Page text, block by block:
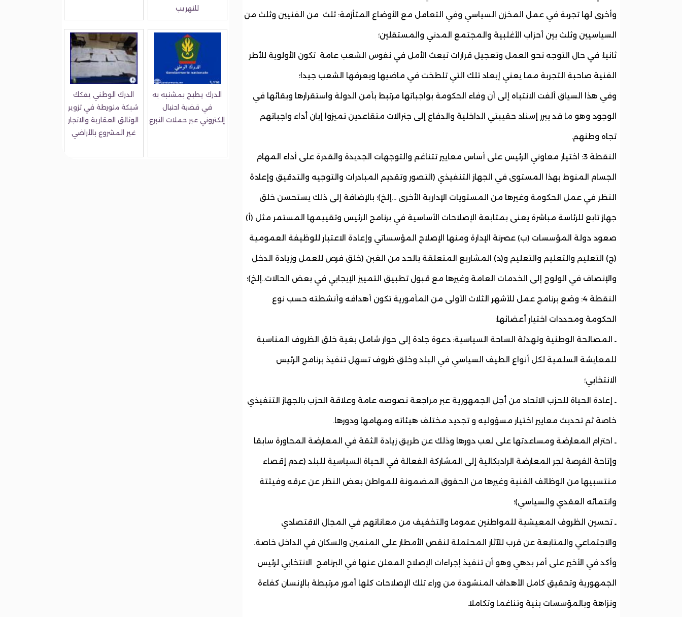
وأخرى لها تجربة في عمل المخزن السياسي وفي التعامل مع الأوضاع المتأزمة: ثلث من الفنيين وثلث من
السياسيين وثلث بين أحزاب الأغلبية والمجتمع المدني والمستقلين؛
ثانيا: في حال التوجه نحو العمل وتعجيل قرارات تبعث الأمل في نفوس الشعب عامة تكون الأولوية للأطر
الفنية صاحبة التجربة مما يعني إبعاد تلك التي تلطخت في ماضيها ويعرفها الشعب جيدا؛
وفي هذا السياق ألفت الانتباه إلى أن وفاء الحكومة بواجباتها مرتبط بأمن الدولة واستقرارها وبقائها في
الوجود وهو ما قد يبرر إسناد حقيبتي الداخلية والدفاع إلى جنرالات متقاعدين تميزوا إبان أداء واجباتهم
تجاه وطنهم.
النقطة 3: اختيار معاوني الرئيس على أساس معايير تتناغم والتوجهات الجديدة والقدرة على أداء المهام
الجسام المنوط بهذا المستوى في الجهاز التنفيذي (التصور وتقديم المبادرات والتوجيه والتدقيق وإعادة
النظر في عمل الحكومة وغيرها من المستويات الإدارية الأخرى ...إلخ)؛ بالإضافة إلى ذلك يستحسن خلق
جهاز تابع للرئاسة مباشرة يعنى بمتابعة الإصلاحات الأساسية في برنامج الرئيس وتقييمها المستمر مثل (أ)
صعود دولة المؤسسات (ب) عصرنة الإدارة ومنها الإصلاح المؤسساتي وإعادة الاعتبار للوظيفة العمومية
(ج) التعليم والتعليم والتعليم و(د) المشاريع المتعلقة بالحد من الغبن (خلق فرص للعمل وزيادة الدخل
والإنصاف في الولوج إلى الخدمات العامة وغيرها مع قبول تطبيق التمييز الإيجابي في بعض الحالات..إلخ)؛
النقطة 4: وضع برنامج عمل للأشهر الثلاث الأولى من المأمورية تكون أهدافه وأنشطته حسب نوع
الحكومة ومحددات اختيار أعضائها:
ـ المصالحة الوطنية وتهدئة الساحة السياسية: دعوة جادة إلى حوار شامل بغية خلق الظروف المناسبة
للمعايشة السلمية لكل أنواع الطيف السياسي في البلد وخلق ظروف تسهل تنفيذ برنامج الرئيس
الانتخابي؛
ـ إعادة الحياة للحزب الاتحاد من أجل الجمهورية عبر مراجعة نصوصه عامة وعلاقة الحزب بالجهاز التنفيذي
خاصة ثم تحديث معايير اختيار مسؤوليه و تجديد مختلف هيئاته ومهامها ودورها.
ـ احترام المعارضة ومساعدتها على لعب دورها وذلك عن طريق زيادة الثقة في المعارضة المحاورة سابقا
وإتاحة الفرصة لجر المعارضة الراديكالية إلى المشاركة الفعالة في الحياة السياسية للبلد (عدم إقصاء
منتسبيها من الوظائف الفنية وغيرها من الحقوق المضمونة للمواطن بعض النظر عن عرقه وفيئتة
وانتمائه العقدي والسياسي)؛
ـ تحسين الظروف المعيشية للمواطنين عموما والتخفيف من معاناتهم في المجال الاقتصادي
والاجتماعي والمتابعة عن قرب للآثار المحتملة لنقص الأمطار على المنمين والسكان في الداخل خاصة.
وأكد في الأخير على أمر بدهي وهو أن تنفيذ إجراءات الإصلاح المعلن عنها في البرنامج الانتخابي لرئيس
الجمهورية وتحقيق كامل الأهداف المنشودة من وراء تلك الإصلاحات كلها أمور مرتبطة بالإنسان كفاءة
ونزاهة وبالمؤسسات بنية وتناغما وتكاملا.
للتهريب
الدرك يطيح بمشتبه به
في قضية احتيال
إلكتروني عبر حملات التبرع
الدرك الوطني يفكك
شبكة متورطة في تزوير
الوثائق العقارية والاتجار
غير المشروع بالأراضي